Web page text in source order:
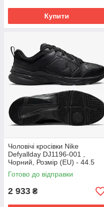
Купити
Чоловічі кросівки Nike
Defyallday DJ1196-001 ,
Чорний, Розмір (EU) - 44.5
Готово до відправки
2 933 ₴